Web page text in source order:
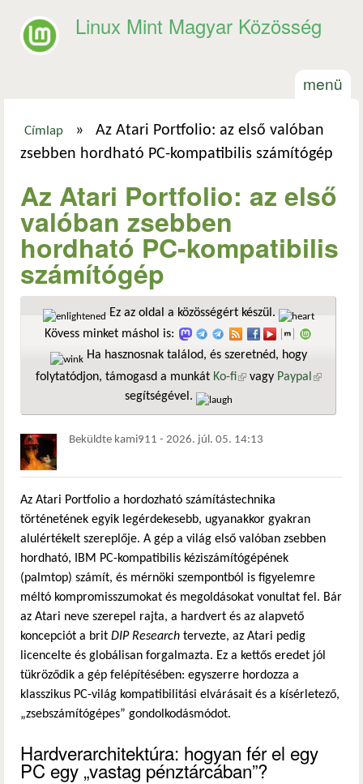
Linux Mint Magyar Közösség
menü
Jelenlegi hely
Címlap »
Az Atari Portfolio: az első valóban
zsebben hordható PC-kompatibilis számítógép
Az Atari Portfolio: az első
valóban zsebben
hordható PC-kompatibilis
számítógép
Ez az oldal a közösségért készül.
Kövess minket máshol is:
Ha hasznosnak találod, és szeretnéd, hogy
folytatódjon, támogasd a munkát Ko-fi(külső hivatkozás)
vagy Paypal
segítségével.
Beküldte kami911 - 2026. júl. 05. 14:13
Az Atari Portfolio a hordozható számítástechnika
történetének egyik legérdekesebb, ugyanakkor gyakran
alulértékelt szereplője. A gép a világ első valóban zsebben
hordható, IBM PC-kompatibilis kéziszámítógépének
(palmtop) számít, és mérnöki szempontból is figyelemre
méltó kompromisszumokat és megoldásokat vonultat fel. Bár
az Atari neve szerepel rajta, a hardvert és az alapvető
koncepciót a brit DIP Research tervezte, az Atari pedig
licencelte és globálisan forgalmazta. Ez a kettős eredet jól
tükröződik a gép felépítésében: egyszerre hordozza a
klasszikus PC-világ kompatibilitási elvárásait és a kísérletező,
„zsebszámítógépes” gondolkodásmódot.
Hardverarchitektúra: hogyan fér el egy
PC egy „vastag pénztárcában”?